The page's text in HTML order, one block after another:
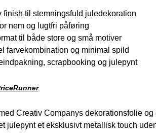
finish til stemningsfuld juledekoration
nem og lugtfri påføring
til både store og små motiver
farvekombination og minimal spild
scrapbooking og julepynt
Creativ Companys dekorationsfolie
julepynt et eksklusivt metallisk touch